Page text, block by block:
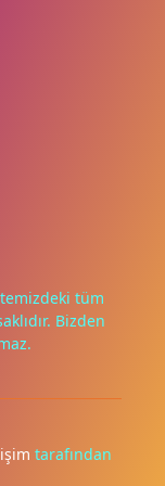
için çerezler
tüm
Bizden
tarafından